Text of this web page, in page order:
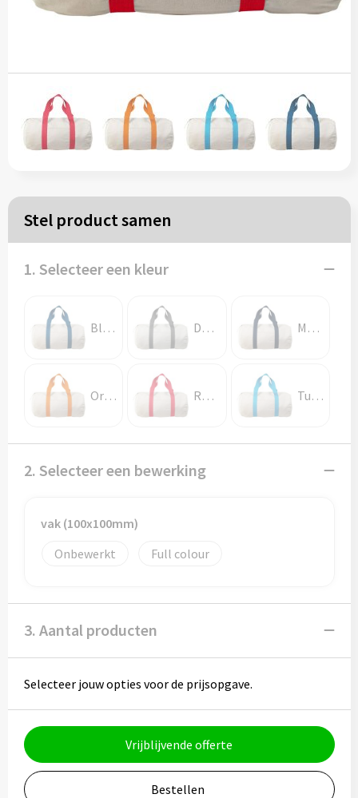
Reistassen
Zakelijk
Rugzakken
Koeltassen
Balpennen
Markeerstiften
Geschenksets
Notaboekjes
Zelfklevende memo's
Notablokken
Mappen
Bidons
Drinkbekers
Stel product samen
1. Selecteer een kleur
Blauw Donkergrijs Marineblauw
Oranje Rood Turkoois
2. Selecteer een bewerking
vak (100x100mm)
Onbewerkt
Full colour
3. Aantal producten
Selecteer jouw opties voor de prijsopgave.
Vrijblijvende offerte
Bestellen